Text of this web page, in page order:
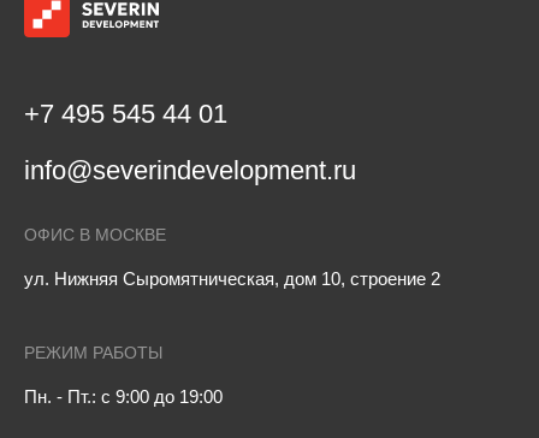
+7 495 545 44 01
info@severindevelopment.ru
ОФИС В МОСКВЕ
ул. Нижняя Сыромятническая, дом 10, строение 2
РЕЖИМ РАБОТЫ
Пн. - Пт.: с 9:00 до 19:00